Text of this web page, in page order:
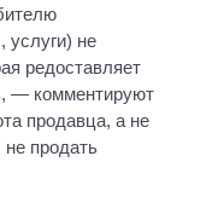
услуги) не
редоставляет
— комментируют
продавца, а не
не продать